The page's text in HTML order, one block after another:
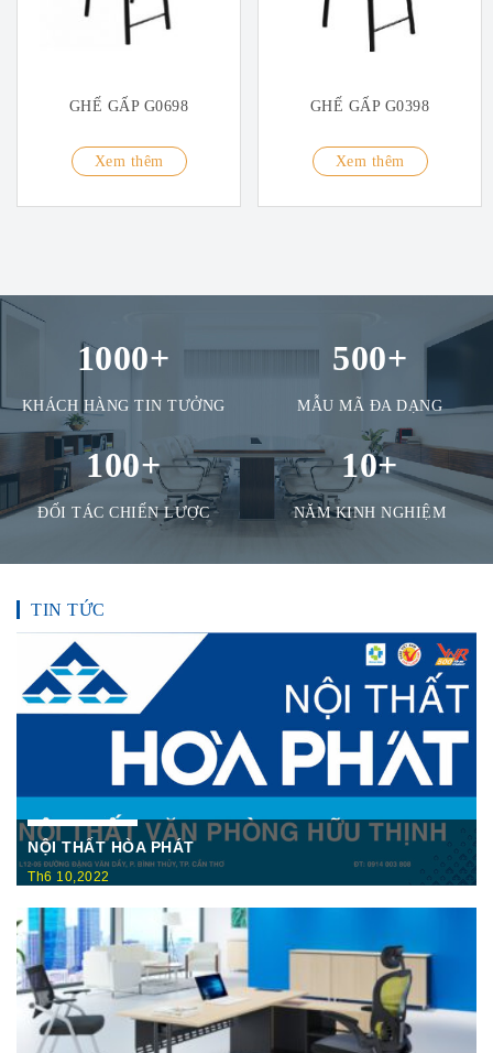
GHẾ GẤP G0698
Xem thêm
GHẾ GẤP G0398
Xem thêm
1000+
KHÁCH HÀNG TIN TƯỞNG
500+
MẪU MÃ ĐA DẠNG
100+
ĐỐI TÁC CHIẾN LƯỢC
10+
NĂM KINH NGHIỆM
TIN TỨC
NỘI THẤT HÒA PHÁT
Th6 10,2022
Nội Thất Hòa Phátt Cần Thơ Là nơi trưng bày và cung cấp
các sản phẩm như: Bàn văn phòng, ghế xoay văn phòng, tủ hồ
sơ, két sắt,…Của cty CP Nội Thất Hòa Phát( Nội thất The
One) có địa ...